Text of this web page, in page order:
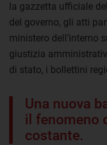
la gazzetta ufficiale
del governo, gli atti
ministero dell’interno
giustizia
di stato, i bollettini
Una nuova
il fenomeno
costante.